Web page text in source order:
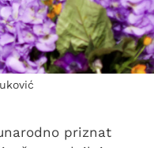
priznat